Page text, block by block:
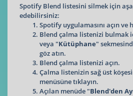
Spotify Blend listesini silmek için
edebilirsiniz:
Spotify uygulamasını açın ve
Blend çalma listenizi bulmak
veya "Kütüphane"
göz atın.
Blend çalma listenizi açın.
Çalma listenizin sağ üst
menüsüne tıklayın.
Açılan menüde "Blend'den